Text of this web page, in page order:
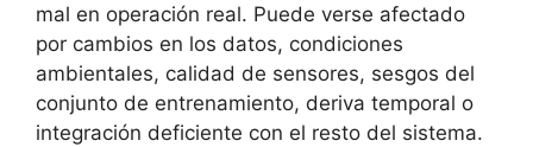
mal en operación real. Puede verse afectado
por cambios en los datos, condiciones
ambientales, calidad de sensores, sesgos del
conjunto de entrenamiento, deriva temporal o
integración deficiente con el resto del sistema.